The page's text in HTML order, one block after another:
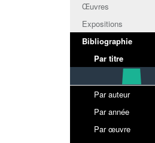
Œuvres
Expositions
Bibliographie
Par titre
Par auteur
Par année
Par œuvre